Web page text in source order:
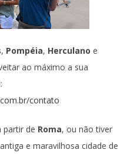
, Pompéia, Herculanoe
ao máximo a sua
contato
partir de Roma, ou não tiver
e maravilhosa cidade de